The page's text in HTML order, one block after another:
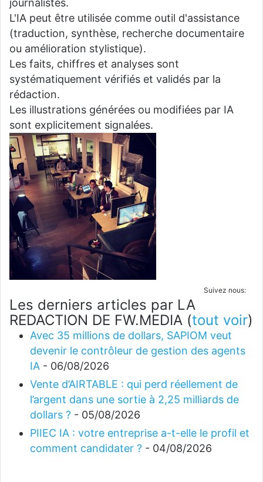
journalistes.
L'IA peut être utilisée comme outil d'assistance
(traduction, synthèse, recherche documentaire
ou amélioration stylistique).
Les faits, chiffres et analyses sont
systématiquement vérifiés et validés par la
rédaction.
Les illustrations générées ou modifiées par IA
sont explicitement signalées.
Suivez nous:
Les derniers articles par LA
REDACTION DE FW.MEDIA (tout voir)
Avec 35 millions de dollars, SAPIOM veut
devenir le contrôleur de gestion des agents
IA - 06/08/2026
Vente d’AIRTABLE : qui perd réellement de
l’argent dans une sortie à 2,25 milliards de
dollars ? - 05/08/2026
PIIEC IA : votre entreprise a-t-elle le profil et
comment candidater ? - 04/08/2026